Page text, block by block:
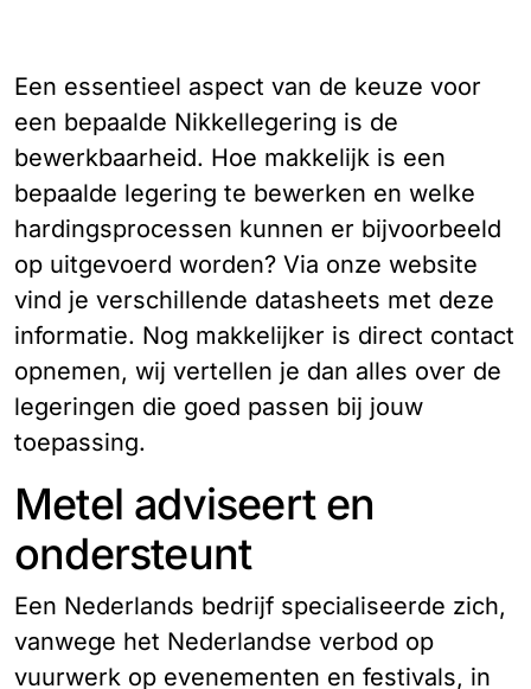
Een essentieel aspect van de keuze voor
een bepaalde Nikkellegering is de
bewerkbaarheid. Hoe makkelijk is een
bepaalde legering te bewerken en welke
hardingsprocessen kunnen er bijvoorbeeld
op uitgevoerd worden? Via onze website
vind je verschillende datasheets met deze
informatie. Nog makkelijker is direct contact
opnemen, wij vertellen je dan alles over de
legeringen die goed passen bij jouw
toepassing.
Metel adviseert en
ondersteunt
Een Nederlands bedrijf specialiseerde zich,
vanwege het Nederlandse verbod op
vuurwerk op evenementen en festivals, in